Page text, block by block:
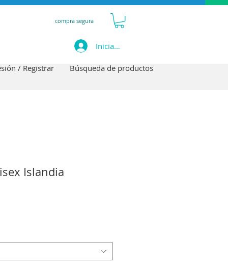
compra segura
Iniciar sesión
/ Registrar Búsqueda de productos
Islandia